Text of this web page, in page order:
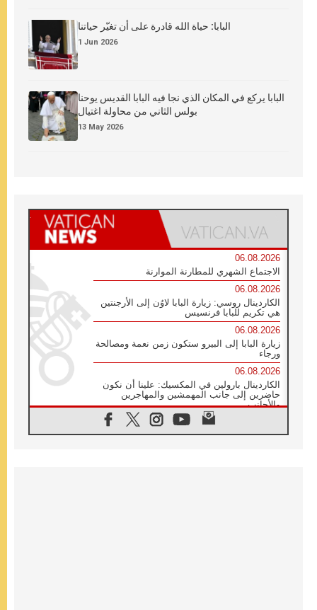
البابا: حياة الله قادرة على أن تغيّر حياتنا
1 Jun 2026
البابا يركع في المكان الذي نجا فيه البابا القديس يوحنا
بولس الثاني من محاولة اغتيال
13 May 2026
06.08.2026
الاجتماع الشهري للمطارنة الموارنة
06.08.2026
الكاردينال روسي: زيارة البابا لاوُن إلى الأرجنتين
هي تكريم للبابا فرنسيس
06.08.2026
زيارة البابا إلى البيرو ستكون زمن نعمة ومصالحة
ورجاء
06.08.2026
الكاردينال بارولين في المكسيك: علينا أن نكون
حاضرين إلى جانب المهمشين والمهاجرين
والأجانب
البابا لاوُن الرابع عشر للشباب في أسيزي: